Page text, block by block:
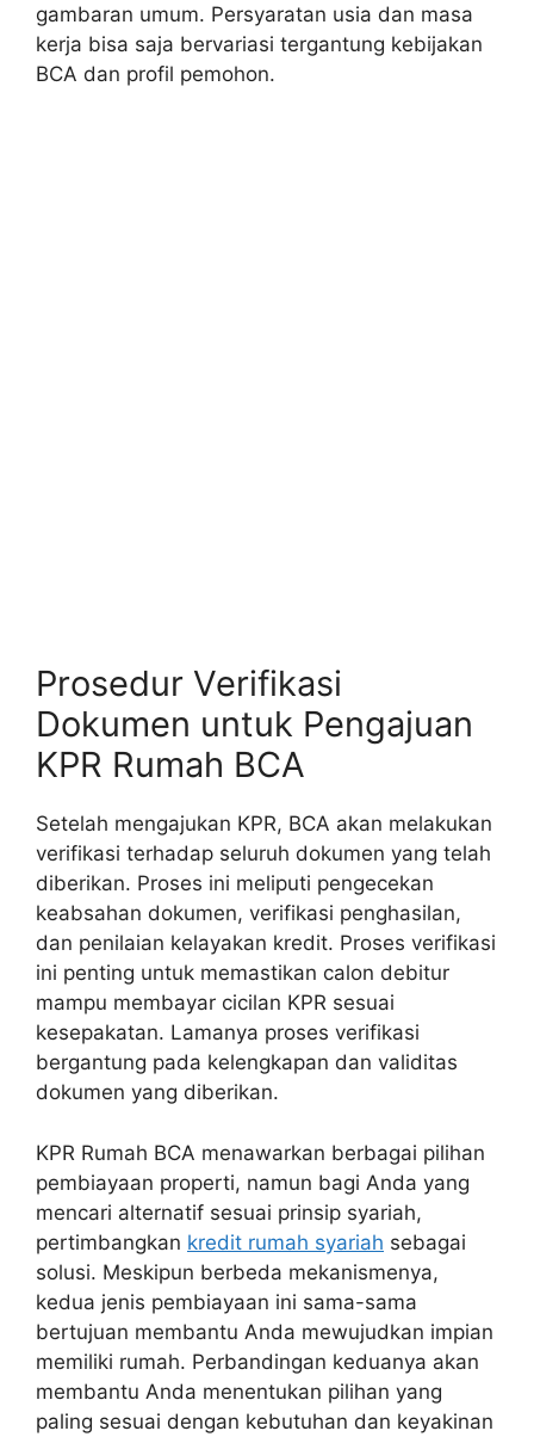
gambaran umum. Persyaratan usia dan masa
kerja bisa saja bervariasi tergantung kebijakan
BCA dan profil pemohon.
Prosedur Verifikasi
Dokumen untuk Pengajuan
KPR Rumah BCA
Setelah mengajukan KPR, BCA akan melakukan
verifikasi terhadap seluruh dokumen yang telah
diberikan. Proses ini meliputi pengecekan
keabsahan dokumen, verifikasi penghasilan,
dan penilaian kelayakan kredit. Proses verifikasi
ini penting untuk memastikan calon debitur
mampu membayar cicilan KPR sesuai
kesepakatan. Lamanya proses verifikasi
bergantung pada kelengkapan dan validitas
dokumen yang diberikan.
KPR Rumah BCA menawarkan berbagai pilihan
pembiayaan properti, namun bagi Anda yang
mencari alternatif sesuai prinsip syariah,
pertimbangkan kredit rumah syariah sebagai
solusi. Meskipun berbeda mekanismenya,
kedua jenis pembiayaan ini sama-sama
bertujuan membantu Anda mewujudkan impian
memiliki rumah. Perbandingan keduanya akan
membantu Anda menentukan pilihan yang
paling sesuai dengan kebutuhan dan keyakinan